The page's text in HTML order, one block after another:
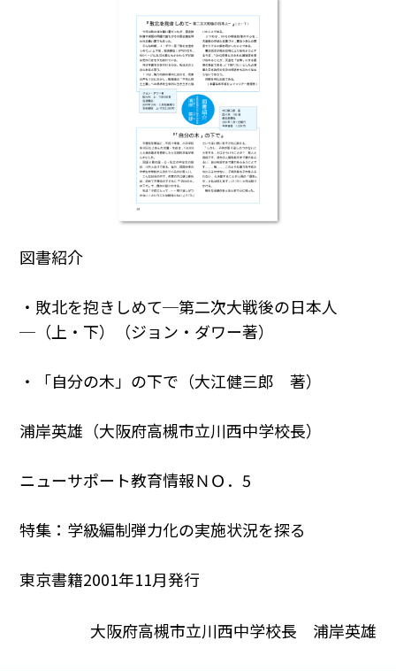
図書紹介
・敗北を抱きしめて─第二次大戦後の日本人
─（上・下）（ジョン・ダワー著）
・「自分の木」の下で（大江健三郎 著）
浦岸英雄（大阪府高槻市立川西中学校長）
ニューサポート教育情報ＮＯ．5
特集：学級編制弾力化の実施状況を探る
東京書籍2001年11月発行
大阪府高槻市立川西中学校長 浦岸英雄